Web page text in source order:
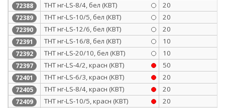
72388 ТНТ нг-LS-8/4, бел (КВТ) 20
72389 ТНТ нг-LS-10/5, бел (КВТ) 20
72390 ТНТ нг-LS-12/6, бел (КВТ) 20
72391 ТНТ нг-LS-16/8, бел (КВТ) 10
72392 ТНТ нг-LS-20/10, бел (КВТ) 10
72397 ТНТ нг-LS-4/2, красн (КВТ) 50
72401 ТНТ нг-LS-6/3, красн (КВТ) 20
72405 ТНТ нг-LS-8/4, красн (КВТ) 20
72409 ТНТ нг-LS-10/5, красн (КВТ) 20